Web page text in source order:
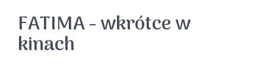
FATIMA - wkrótce w
kinach